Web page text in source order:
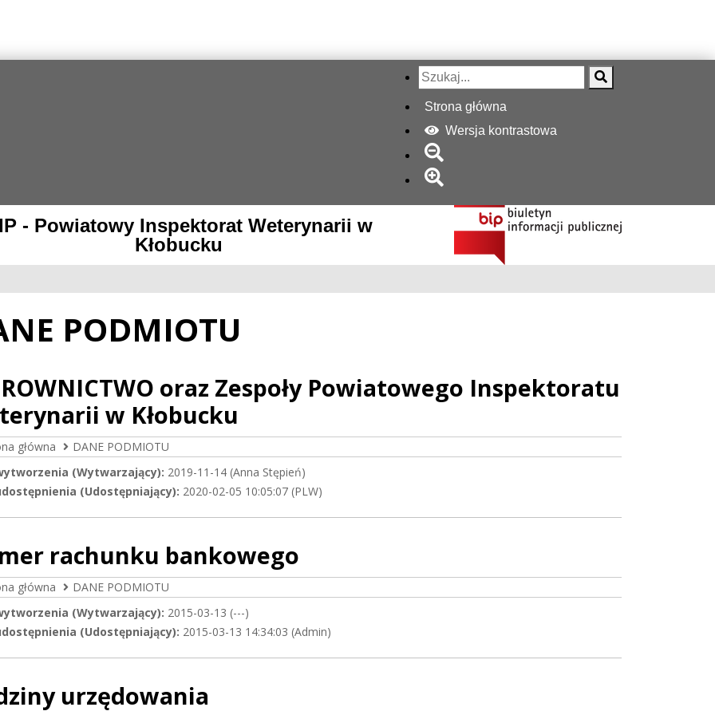
Strona główna
Wersja kontrastowa
- Powiatowy Inspektorat Weterynarii w
Kłobucku
PODMIOTU
oraz Zespoły Powiatowego Inspektoratu
w Kłobucku
główna
DANE PODMIOTU
(Wytwarzający): 2019-11-14 (Anna Stępień)
(Udostępniający): 2020-02-05 10:05:07 (PLW)
rachunku bankowego
główna
DANE PODMIOTU
(Wytwarzający): 2015-03-13 (---)
(Udostępniający): 2015-03-13 14:34:03 (Admin)
urzędowania